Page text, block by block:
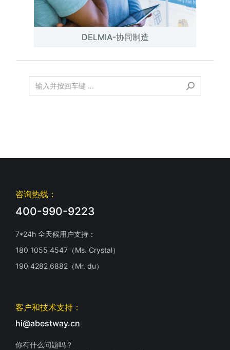
DELMIA-协同制造
咨询热线：
400-990-9223
7*24h 全天候用户支持：
180 1055 4547（Ms. Crystal）
190 4282 6882（Mr. du）
客户和技术支持：
hi@abestway.cn
你有什么问题吗？